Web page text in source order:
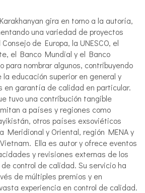
gira en torno a la autoría,
una variedad de proyectos
de Europa, la UNESCO, el
el Banco Mundial y el Banco
para nombrar algunos, contribuyendo
educación superior en general y
en garantía de calidad en particular.
tuvo una contribución tangible
a países y regiones como
otros países exsoviéticos
Meridional y Oriental, región MENA y
Ella es autor y ofrece eventos
y revisiones externas de los
control de calidad. Su servicio ha
de múltiples premios y en
experiencia en control de calidad.